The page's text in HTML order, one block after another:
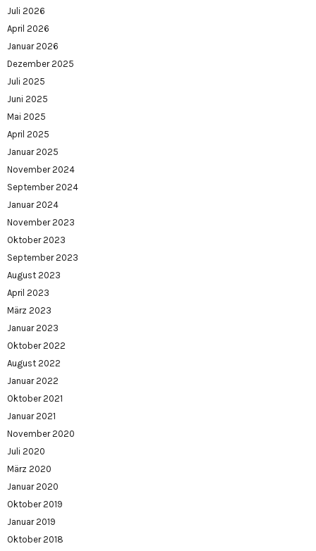
Juli 2026
April 2026
Januar 2026
Dezember 2025
Juli 2025
Juni 2025
Mai 2025
April 2025
Januar 2025
November 2024
September 2024
Januar 2024
November 2023
Oktober 2023
September 2023
August 2023
April 2023
März 2023
Januar 2023
Oktober 2022
August 2022
Januar 2022
Oktober 2021
Januar 2021
November 2020
Juli 2020
März 2020
Januar 2020
Oktober 2019
Januar 2019
Oktober 2018